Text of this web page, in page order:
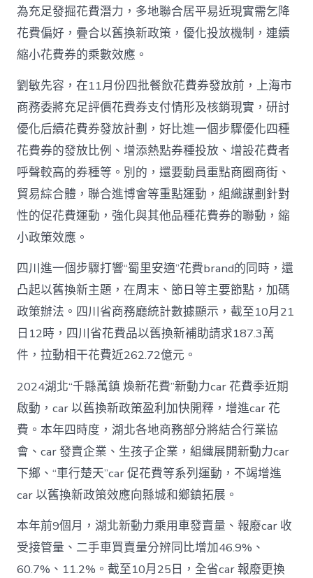
為充足發掘花費潛力，多地聯合居平易近現實需乞降
花費偏好，疊合以舊換新政策，優化投放機制，連續
縮小花費券的乘數效應。
劉敏先容，在11月份四批餐飲花費券發放前，上海市
商務委將充足評價花費券支付情形及核銷現實，研討
優化后續花費券發放計劃，好比進一個步驟優化四種
花費券的發放比例、增添熱點券種投放、增設花費者
呼聲較高的券種等。別的，還要動員重點商圈商街、
貿易綜合體，聯合進博會等重點運動，組織謀劃針對
性的促花費運動，強化與其他品種花費券的聯動，縮
小政策效應。
四川進一個步驟打響“蜀里安適”花費brand的同時，還
凸起以舊換新主題，在周末、節日等主要節點，加碼
政策辦法。四川省商務廳統計數據顯示，截至10月21
日12時，四川省花費品以舊換新補助請求187.3萬
件，拉動相干花費近262.72億元。
2024湖北“千縣萬鎮 煥新花費”新動力car 花費季近期
啟動，car 以舊換新政策盈利加快開釋，增進car 花
費。本年四時度，湖北各地商務部分將結合行業協
會、car 發賣企業、生孩子企業，組織展開新動力car
下鄉、“車行楚天”car 促花費等系列運動，不竭增進
car 以舊換新政策效應向縣城和鄉鎮拓展。
本年前9個月，湖北新動力乘用車發賣量、報廢car 收
受接管量、二手車買賣量分辨同比增加46.9%、
60.7%、11.2%。截至10月25日，全省car 報廢更換